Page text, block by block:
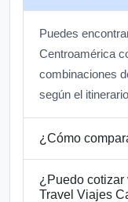
Puedes
Centroamérica
combinaciones
según el
¿Cómo
¿Puedo cotizar
Travel Viajes